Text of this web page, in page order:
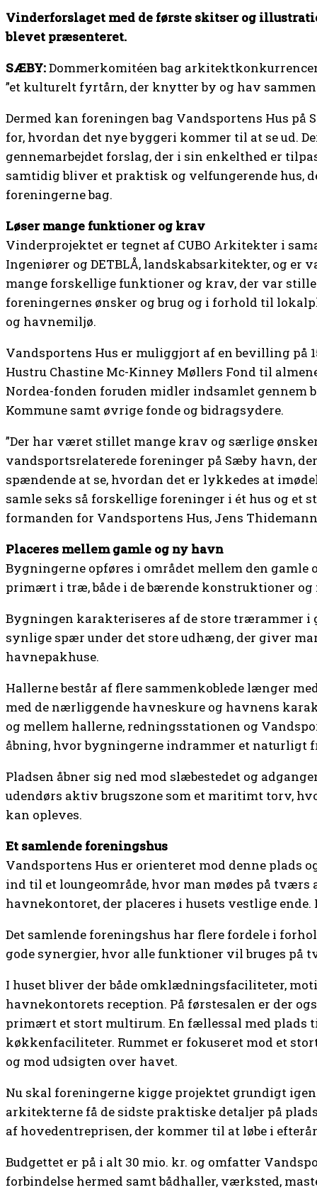
Vinderforslaget med de første skitser og
blevet præsenteret.
SÆBY:Dommerkomitéen bag
”et kulturelt fyrtårn, der knytter by og hav sammen
Dermed kan foreningen bag Vandsportens Hus
for, hvordan det nye byggeri kommer til at se ud.
gennemarbejdet forslag, der i sin enkelthed er
samtidig bliver et praktisk og velfungerende hus,
foreningerne bag.
Løser mange funktioner og krav
Vinderprojektet er tegnet af CUBO Arkitekter i
Ingeniører og DETBLÅ, landskabsarkitekter, og er
mange forskellige funktioner og krav, der var
foreningernes ønsker og brug og i forhold til
og havnemiljø.
Vandsportens Hus er muliggjort af en bevilling på
Hustru Chastine Mc-Kinney Møllers Fond til
Nordea-fonden foruden midler indsamlet gennem
Kommune samt øvrige fonde og bidragsydere.
”Der har været stillet mange krav og særlige
vandsportsrelaterede foreninger på Sæby havn,
spændende at se, hvordan det er lykkedes at
samle seks så forskellige foreninger i ét hus og et
formanden for Vandsportens Hus, Jens
Placeres mellem gamle og ny havn
Bygningerne opføres i området mellem den gamle
primært i træ, både i de bærende konstruktioner
Bygningen karakteriseres af de store trærammer
synlige spær under det store udhæng, der giver
havnepakhuse.
Hallerne består af flere sammenkoblede længer
med de nærliggende havneskure og havnens
og mellem hallerne, redningsstationen og
åbning, hvor bygningerne indrammer et naturligt
Pladsen åbner sig ned mod slæbestedet og
udendørs aktiv brugszone som et maritimt torv,
kan opleves.
Et samlende foreningshus
Vandsportens Hus er orienteret mod denne plads
ind til et loungeområde, hvor man mødes på tværs
havnekontoret, der placeres i husets vestlige
Det samlende foreningshus har flere fordele i
gode synergier, hvor alle funktioner vil bruges på
I huset bliver der både omklædningsfaciliteter,
havnekontorets reception. På førstesalen er der
primært et stort multirum. En fællessal med plads
køkkenfaciliteter. Rummet er fokuseret mod et
og mod udsigten over havet.
Nu skal foreningerne kigge projektet grundigt
arkitekterne få de sidste praktiske detaljer på
af hovedentreprisen, der kommer til at løbe i
Budgettet er på i alt 30 mio. kr. og omfatter
forbindelse hermed samt bådhaller, værksted,